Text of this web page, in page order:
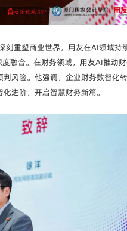
刻重塑商业世界，用友在AI领域持
融合。在财务领域，用友AI推动
风险。他强调，企业财务数智化
进阶，开启智慧财务新篇。